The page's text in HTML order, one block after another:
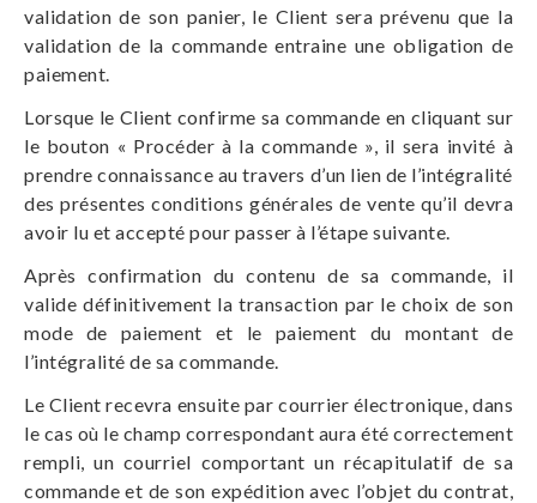
validation de son panier, le Client sera prévenu que la
validation de la commande entraine une obligation de
paiement.
Lorsque le Client confirme sa commande en cliquant sur
le bouton « Procéder à la commande », il sera invité à
prendre connaissance au travers d’un lien de l’intégralité
des présentes conditions générales de vente qu’il devra
avoir lu et accepté pour passer à l’étape suivante.
Après confirmation du contenu de sa commande, il
valide définitivement la transaction par le choix de son
mode de paiement et le paiement du montant de
l’intégralité de sa commande.
Le Client recevra ensuite par courrier électronique, dans
le cas où le champ correspondant aura été correctement
rempli, un courriel comportant un récapitulatif de sa
commande et de son expédition avec l’objet du contrat,